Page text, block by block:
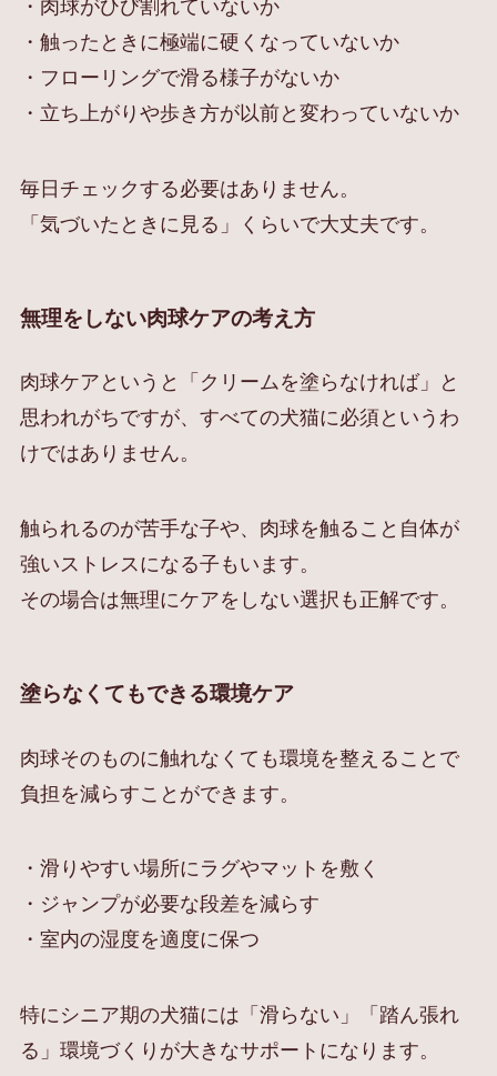
・肉球がひび割れていないか
・触ったときに極端に硬くなっていないか
・フローリングで滑る様子がないか
・立ち上がりや歩き方が以前と変わっていないか
毎日チェックする必要はありません。
「気づいたときに見る」くらいで大丈夫です。
無理をしない肉球ケアの考え方
肉球ケアというと「クリームを塗らなければ」と
思われがちですが、すべての犬猫に必須というわ
けではありません。
触られるのが苦手な子や、肉球を触ること自体が
強いストレスになる子もいます。
その場合は無理にケアをしない選択も正解です。
塗らなくてもできる環境ケア
肉球そのものに触れなくても環境を整えることで
負担を減らすことができます。
・滑りやすい場所にラグやマットを敷く
・ジャンプが必要な段差を減らす
・室内の湿度を適度に保つ
特にシニア期の犬猫には「滑らない」「踏ん張れ
る」環境づくりが大きなサポートになります。